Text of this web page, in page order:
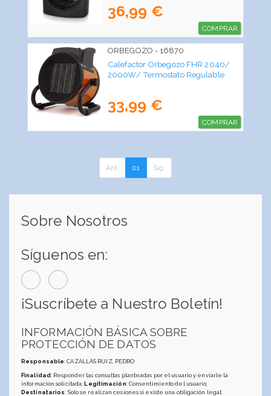
36,99 €
COMPRAR
ORBEGOZO - 16870
Calefactor Orbegozo FHR 2040/
2000W/ Termostato Regulable
33,99 €
COMPRAR
Ant. 01 Sig.
Sobre Nosotros
Síguenos en:
¡Suscríbete a Nuestro Boletín!
INFORMACIÓN BÁSICA SOBRE
PROTECCIÓN DE DATOS
Responsable: CAZALLAS RUIZ, PEDRO
Finalidad: Responder las consultas planteadas por el usuario y enviarle la
información solicitada;Legitimación: Consentimiento del usuario;
Destinatarios: Solo se realizan cesiones si existe una obligación legal;